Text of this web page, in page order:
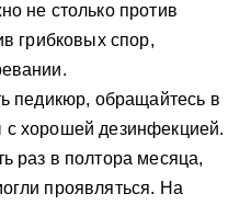
не столько против
грибковых спор,
педикюр, обращайтесь в
хорошей дезинфекцией.
раз в полтора месяца,
проявляться. На